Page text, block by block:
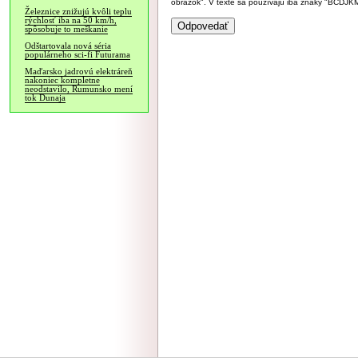
Železnice znižujú kvôli teplu
rýchlosť iba na 50 km/h,
spôsobuje to meškanie
Odštartovala nová séria
populárneho sci-fi Futurama
Maďarsko jadrovú elektráreň
nakoniec kompletne
neodstavilo, Rumunsko mení
tok Dunaja
obrázok". V texte sa používajú iba znaky